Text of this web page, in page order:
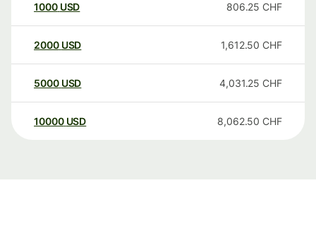
1000 USD 806.25 CHF
2000 USD 1,612.50 CHF
5000 USD 4,031.25 CHF
10000 USD 8,062.50 CHF